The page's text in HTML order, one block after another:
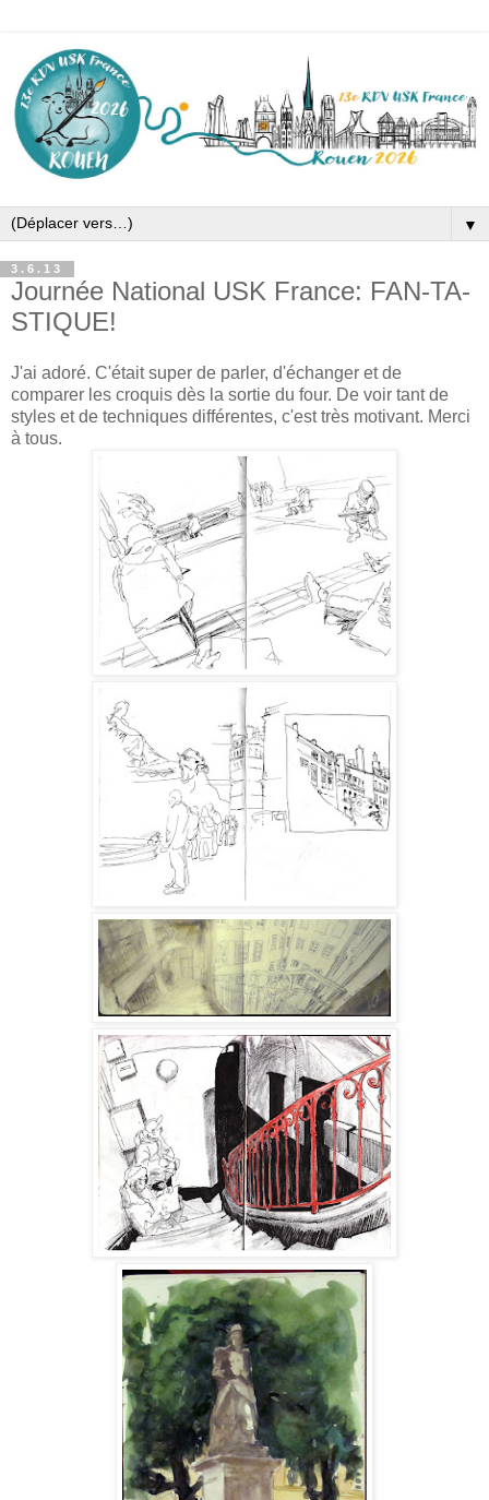
▼
3.6.13
Journée National USK France: FAN-TA-
STIQUE!
J'ai adoré. C'était super de parler, d'échanger et de
comparer les croquis dès la sortie du four. De voir tant de
styles et de techniques différentes, c'est très motivant. Merci
à tous.